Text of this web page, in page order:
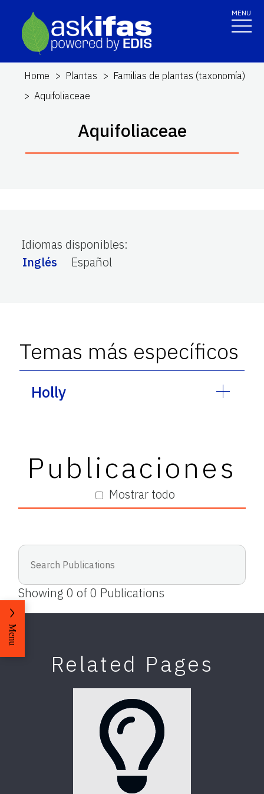
MENU
Home Plantas
Familias de plantas (taxonomía)
Aquifoliaceae
Aquifoliaceae
Idiomas disponibles:
Inglés
Español
Temas más específicos
Holly
Mostrar todo
Publicaciones
Showing0 of0 Publications
Related Pages
Menu